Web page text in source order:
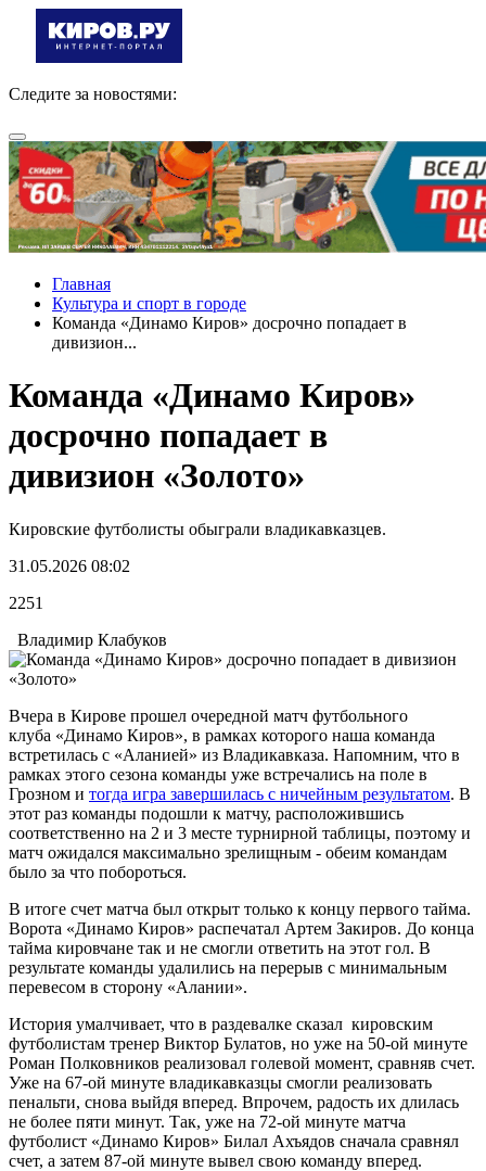
Следите за новостями:
Главная
Культура и спорт в городе
Команда «Динамо Киров» досрочно попадает в
дивизион...
Команда «Динамо Киров»
досрочно попадает в
дивизион «Золото»
Кировские футболисты обыграли владикавказцев.
31.05.2026 08:02
2251
Владимир Клабуков
Вчера в Кирове прошел очередной матч футбольного
клуба «Динамо Киров», в рамках которого наша команда
встретилась с «Аланией» из Владикавказа. Напомним, что в
рамках этого сезона команды уже встречались на поле в
Грозном и тогда игра завершилась с ничейным результатом. В
этот раз команды подошли к матчу, расположившись
соответственно на 2 и 3 месте турнирной таблицы, поэтому и
матч ожидался максимально зрелищным - обеим командам
было за что побороться.
В итоге счет матча был открыт только к концу первого тайма.
Ворота «Динамо Киров» распечатал Артем Закиров. До конца
тайма кировчане так и не смогли ответить на этот гол. В
результате команды удалились на перерыв с минимальным
перевесом в сторону «Алании».
История умалчивает, что в раздевалке сказал кировским
футболистам тренер Виктор Булатов, но уже на 50-ой минуте
Роман Полковников реализовал голевой момент, сравняв счет.
Уже на 67-ой минуте владикавказцы смогли реализовать
пенальти, снова выйдя вперед. Впрочем, радость их длилась
не более пяти минут. Так, уже на 72-ой минуте матча
футболист «Динамо Киров» Билал Ахъядов сначала сравнял
счет, а затем 87-ой минуте вывел свою команду вперед.